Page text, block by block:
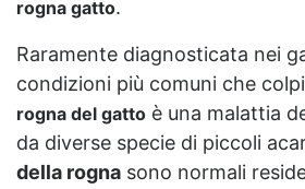
rogna gatto.
Raramente diagnosticata nei
condizioni più comuni che
rogna del gatto è una malattia
da diverse specie di piccoli
della rogna sono normali